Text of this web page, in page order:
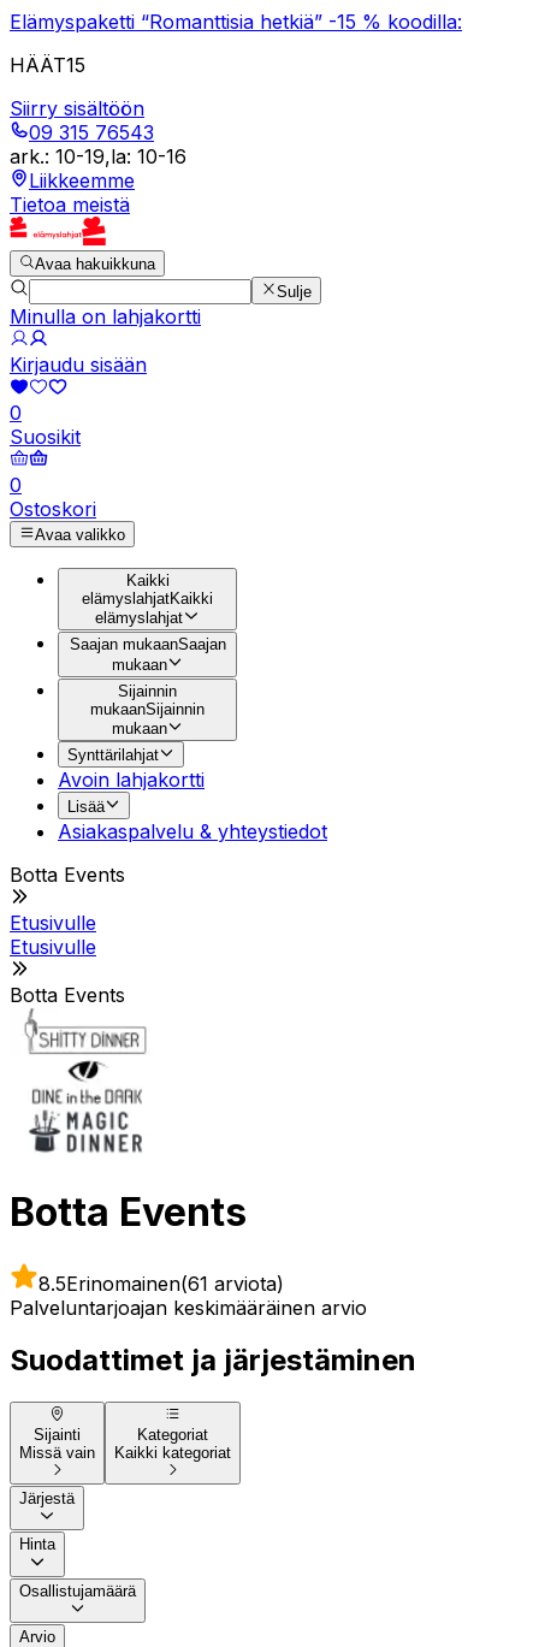
Elämyspaketti “Romanttisia hetkiä” -15 % koodilla:
HÄÄT15
Siirry sisältöön
09 315 76543
ark.: 10-19,la: 10-16
Liikkeemme
Tietoa meistä
Avaa hakuikkuna
Sulje
Minulla on lahjakortti
Kirjaudu sisään
0
Suosikit
0
Ostoskori
Avaa valikko
Kaikki
elämyslahjatKaikki
elämyslahjat
Saajan mukaanSaajan
mukaan
Sijainnin
mukaanSijainnin
mukaan
Synttärilahjat
Avoin lahjakortti
Lisää
Asiakaspalvelu & yhteystiedot
Botta Events
Etusivulle
Etusivulle
Botta Events
Botta Events
8.5Erinomainen(61 arviota)
Palveluntarjoajan keskimääräinen arvio
Suodattimet ja järjestäminen
Sijainti
Missä vain
Kategoriat
Kaikki kategoriat
Järjestä
Hinta
Osallistujamäärä
Arvio